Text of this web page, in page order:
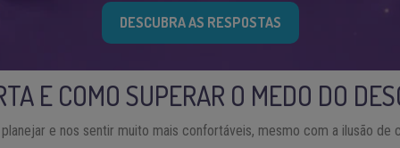
DESCUBRA AS RESPOSTAS
E COMO SUPERAR O MEDO DO
e nos sentir muito mais confortáveis, mesmo com a ilusão de